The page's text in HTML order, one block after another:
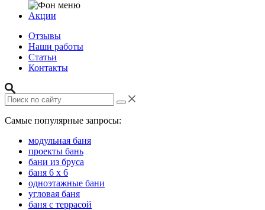
Акции
Отзывы
Наши работы
Статьи
Контакты
Самые популярные запросы:
модульная баня
проекты бань
бани из бруса
баня 6 х 6
одноэтажные бани
угловая баня
баня с террасой